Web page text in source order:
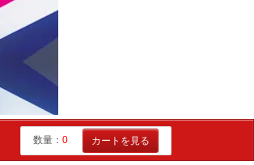
数量： 0 カートを見る